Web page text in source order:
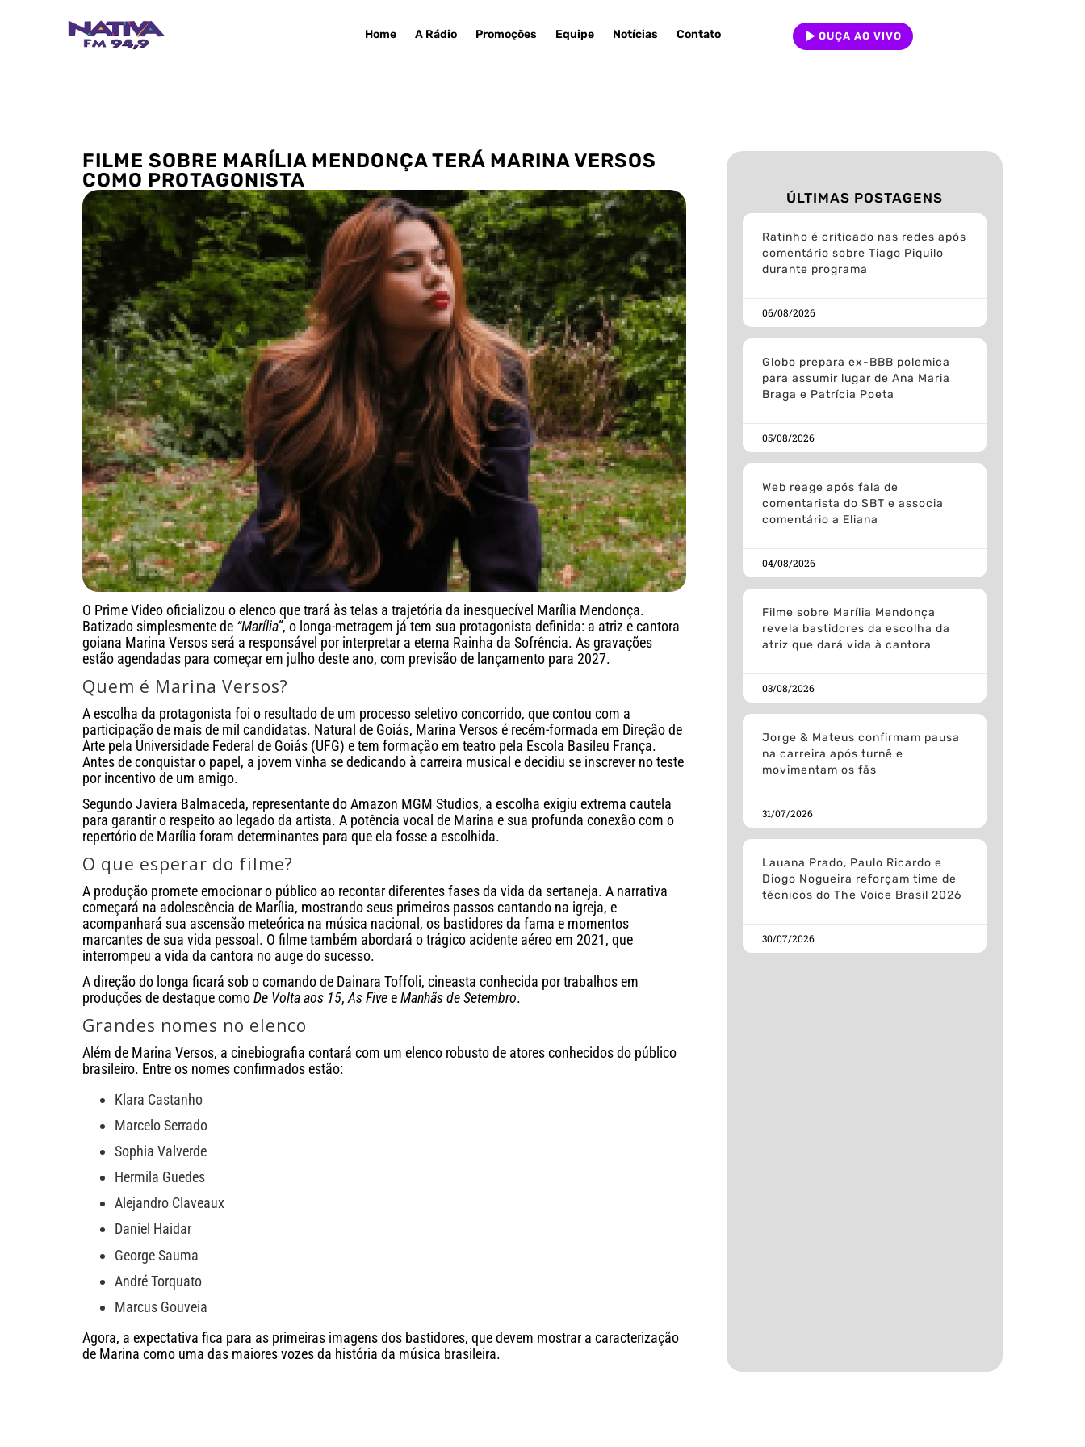
Home A Rádio Promoções Equipe Notícias Contato OUÇA AO VIVO
FILME SOBRE MARÍLIA MENDONÇA TERÁ MARINA VERSOS
COMO PROTAGONISTA
O Prime Video oficializou o elenco que trará às telas a trajetória da inesquecível Marília Mendonça.
Batizado simplesmente de “Marília”, o longa-metragem já tem sua protagonista definida: a atriz e cantora
goiana Marina Versos será a responsável por interpretar a eterna Rainha da Sofrência. As gravações
estão agendadas para começar em julho deste ano, com previsão de lançamento para 2027.
Quem é Marina Versos?
A escolha da protagonista foi o resultado de um processo seletivo concorrido, que contou com a
participação de mais de mil candidatas. Natural de Goiás, Marina Versos é recém-formada em Direção de
Arte pela Universidade Federal de Goiás (UFG) e tem formação em teatro pela Escola Basileu França.
Antes de conquistar o papel, a jovem vinha se dedicando à carreira musical e decidiu se inscrever no teste
por incentivo de um amigo.
Segundo Javiera Balmaceda, representante do Amazon MGM Studios, a escolha exigiu extrema cautela
para garantir o respeito ao legado da artista. A potência vocal de Marina e sua profunda conexão com o
repertório de Marília foram determinantes para que ela fosse a escolhida.
O que esperar do filme?
A produção promete emocionar o público ao recontar diferentes fases da vida da sertaneja. A narrativa
começará na adolescência de Marília, mostrando seus primeiros passos cantando na igreja, e
acompanhará sua ascensão meteórica na música nacional, os bastidores da fama e momentos
marcantes de sua vida pessoal. O filme também abordará o trágico acidente aéreo em 2021, que
interrompeu a vida da cantora no auge do sucesso.
A direção do longa ficará sob o comando de Dainara Toffoli, cineasta conhecida por trabalhos em
produções de destaque comoDe Volta aos 15, As FiveeManhãs de Setembro.
Grandes nomes no elenco
Além de Marina Versos, a cinebiografia contará com um elenco robusto de atores conhecidos do público
brasileiro. Entre os nomes confirmados estão:
Klara Castanho
Marcelo Serrado
Sophia Valverde
Hermila Guedes
Alejandro Claveaux
Daniel Haidar
George Sauma
André Torquato
Marcus Gouveia
Agora, a expectativa fica para as primeiras imagens dos bastidores, que devem mostrar a caracterização
de Marina como uma das maiores vozes da história da música brasileira.
ÚLTIMAS POSTAGENS
Ratinho é criticado nas redes após
comentário sobre Tiago Piquilo
durante programa
06/08/2026
Globo prepara ex-BBB polemica
para assumir lugar de Ana Maria
Braga e Patrícia Poeta
05/08/2026
Web reage após fala de
comentarista do SBT e associa
comentário a Eliana
04/08/2026
Filme sobre Marília Mendonça
revela bastidores da escolha da
atriz que dará vida à cantora
03/08/2026
Jorge & Mateus confirmam pausa
na carreira após turnê e
movimentam os fãs
31/07/2026
Lauana Prado, Paulo Ricardo e
Diogo Nogueira reforçam time de
técnicos do The Voice Brasil 2026
30/07/2026